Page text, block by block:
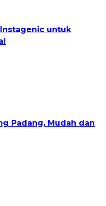
untuk
Padang, Mudah dan